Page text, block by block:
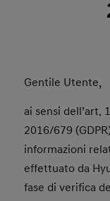
Gentile Utente,
ai sensi dell’art.
2016/679
informazioni
effettuato da
fase di verifica